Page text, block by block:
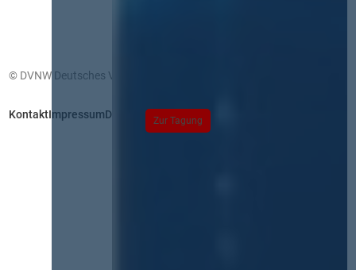
Zur Tagung
© DVNW Deutsches Vergabenetzwerk GmbH
KontaktImpressumDatenschutz